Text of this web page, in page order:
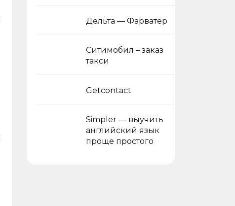
Дельта — Фарватер
Ситимобил – заказ
такси
Getcontact
Simpler — выучить
английский язык
проще простого